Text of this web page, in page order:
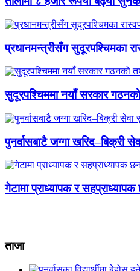
प्रधानमन्त्रीसँग सुदूरपश्चिमका
सुदूरपश्चिममा नयाँ सरकार गठनको
पुनर्वासबाटै जग्गा खरिद–बिक्री
गेटामा प्राध्यापक र
ताजा